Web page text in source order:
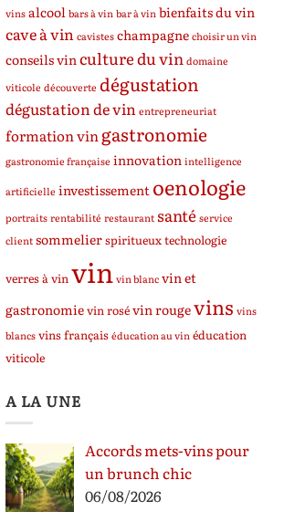
vinsalcool bars à vin bar à vin bienfaits du vin
cave à vin cavisteschampagnechoisir un vin
conseils vin culture du vin domaine
viticole découverte dégustation
dégustation de vin entrepreneuriat
formation vin gastronomie
gastronomie française innovation intelligence
artificielle investissement oenologie
portraitsrentabilité restaurantsanté service
clientsommelierspiritueuxtechnologie
verres à vin vinvin blancvin et
gastronomievin rosévin rougevins vins
blancsvins françaiséducation au vin éducation
viticole
A LA UNE
Accords mets-vins pour
un brunch chic
06/08/2026